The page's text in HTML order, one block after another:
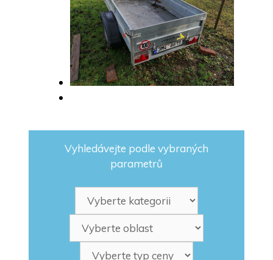
Vyhledávejte podle vybraných
parametrů